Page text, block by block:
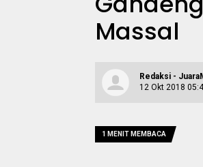
Massal
Redaksi -
12 Okt 2018
1 MENIT MEMBACA